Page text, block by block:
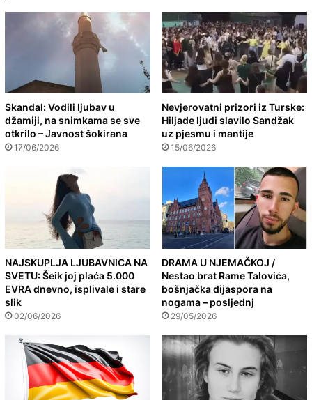
Skandal: Vodili ljubav u
džamiji, na snimkama se sve
otkrilo – Javnost šokirana
17/06/2026
Nevjerovatni prizori iz Turske:
Hiljade ljudi slavilo Sandžak
uz pjesmu i mantije
15/06/2026
NAJSKUPLJA LJUBAVNICA NA
SVETU: Šeik joj plaća 5.000
EVRA dnevno, isplivale i stare
slik
02/06/2026
DRAMA U NJEMAČKOJ /
Nestao brat Rame Talovića,
bošnjačka dijaspora na
nogama – posljednj
29/05/2026